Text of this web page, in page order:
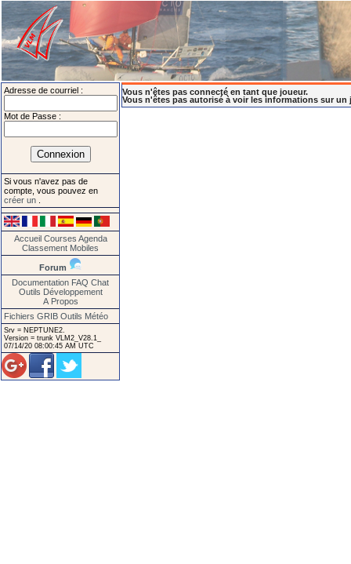
Adresse de courriel :
Mot de Passe :
Si vous n'avez pas de
compte, vous pouvez en
créer un
Accueil Courses Agenda
Classement Mobiles
Forum
Documentation FAQ Chat
Outils Développement
A Propos
Fichiers GRIB Outils Météo
Srv = NEPTUNE2.
Version = trunk VLM2_V28.1_
07/14/20 08:00:45 AM UTC
Vous n'êtes pas connecté en tant que joueur.
Vous n'êtes pas autorisé à voir les informations sur un